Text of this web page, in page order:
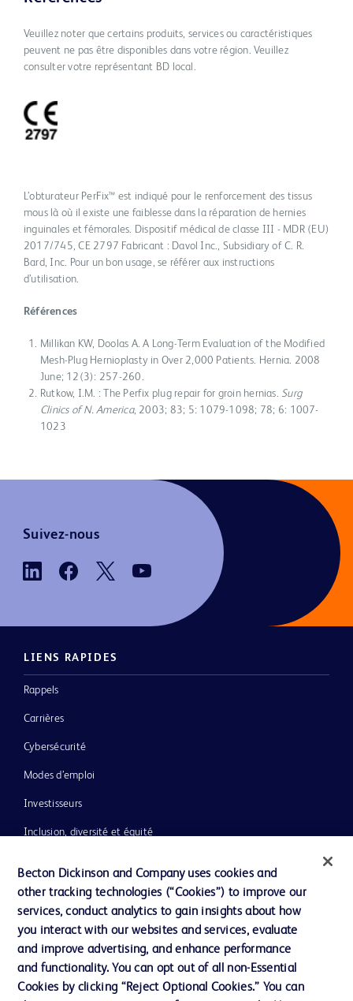
Veuillez noter que certains produits, services ou caractéristiques
peuvent ne pas être disponibles dans votre région. Veuillez
consulter votre représentant BD local.
L’obturateur PerFix™ est indiqué pour le renforcement des tissus
mous là où il existe une faiblesse dans la réparation de hernies
inguinales et fémorales. Dispositif médical de classe III - MDR (EU)
2017/745, CE 2797 Fabricant : Davol Inc., Subsidiary of C. R.
Bard, Inc. Pour un bon usage, se référer aux instructions
d’utilisation.
Références
Millikan KW, Doolas A. A Long-Term Evaluation of the Modified
Mesh-Plug Hernioplasty in Over 2,000 Patients. Hernia. 2008
June; 12(3): 257-260.
Rutkow, I.M. : The Perfix plug repair for groin hernias.
Surg
Clinics of N. America, 2003; 83; 5: 1079-1098; 78; 6: 1007-
1023
Suivez-nous
LIENS RAPIDES
Rappels
Carrières
Cybersécurité
Modes d’emploi
Investisseurs
Inclusion, diversité et équité
Actualités, médias et blogs
Notre entreprise
Ethique et conformité
Becton Dickinson and Company uses cookies and
other tracking technologies (“Cookies”) to improve our
services, conduct analytics to gain insights about how
you interact with our websites and services, evaluate
and improve advertising, and enhance performance
and functionality. You can opt out of all non-Essential
Cookies by clicking “Reject Optional Cookies.” You can